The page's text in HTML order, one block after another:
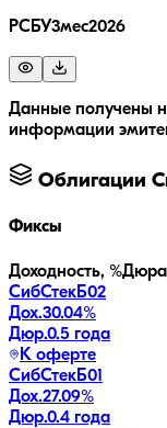
РСБУ3мес2026
Данные получены
информации
Облигации
Фиксы
Доходность, %
СибСтекБ02
Дох.30.04%
Дюр.0.5 года
К оферте
СибСтекБ01
Дох.27.09%
Дюр.0.4 года